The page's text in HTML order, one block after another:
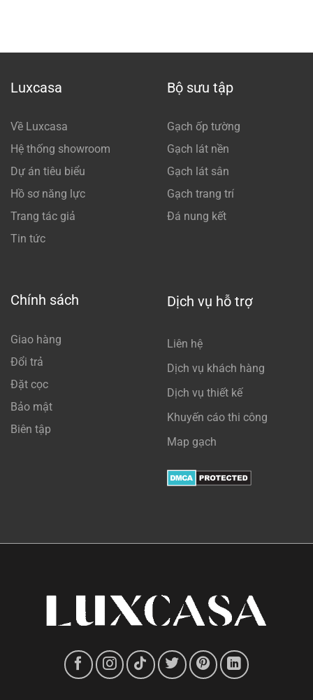
Luxcasa
Về Luxcasa
Hệ thống showroom
Dự án tiêu biểu
Hồ sơ năng lực
Trang tác giả
Tin tức
Bộ sưu tập
Gạch ốp tường
Gạch lát nền
Gạch lát sân
Gạch trang trí
Đá nung kết
Chính sách
Giao hàng
Đổi trả
Đặt cọc
Bảo mật
Biên tập
Dịch vụ hỗ trợ
Liên hệ
Dịch vụ khách hàng
Dịch vụ thiết kế
Khuyến cáo thi công
Map gạch